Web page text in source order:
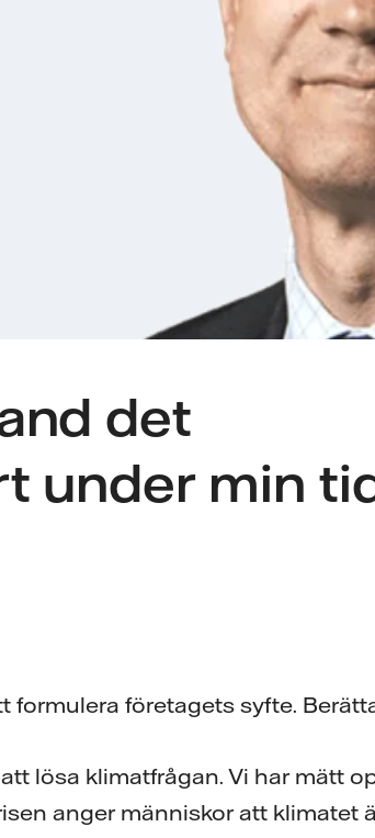
det
under min
formulera företagets syfte.
lösa klimatfrågan. Vi har mätt
anger människor att klimatet